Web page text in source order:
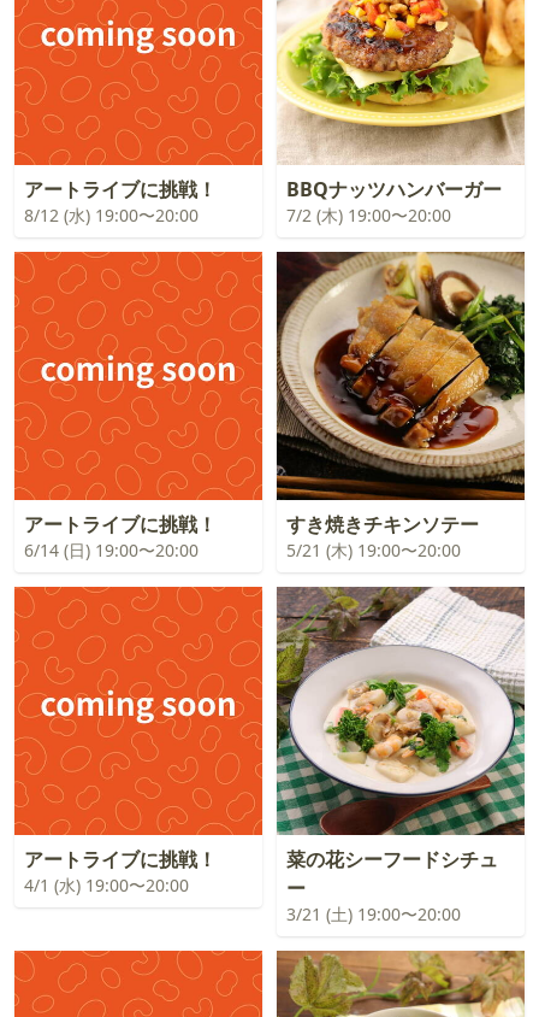
アートライブに挑戦！
8/12 (水) 19:00〜20:00
BBQナッツハンバーガー
7/2 (木) 19:00〜20:00
アートライブに挑戦！
6/14 (日) 19:00〜20:00
すき焼きチキンソテー
5/21 (木) 19:00〜20:00
アートライブに挑戦！
4/1 (水) 19:00〜20:00
菜の花シーフードシチュ
ー
3/21 (土) 19:00〜20:00